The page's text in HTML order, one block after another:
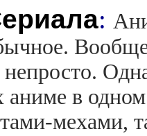
:
аниме в
мехами,